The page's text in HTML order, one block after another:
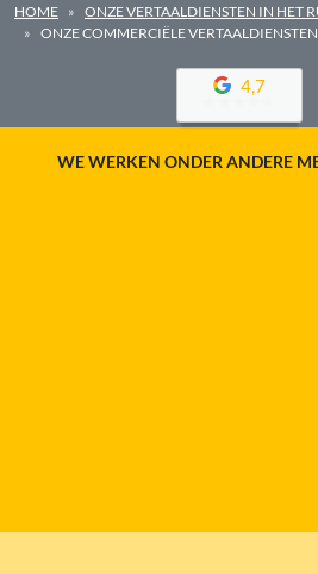
HOME
ONZE VERTAALDIENSTEN IN HET
ONZE COMMERCIËLE
4,7
WE WERKEN ONDER ANDERE